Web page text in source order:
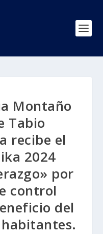
Montaño
Tabio
recibe el
2024
por
control
del